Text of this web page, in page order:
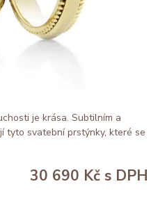
je krása. Subtilním a
tyto svatební prstýnky, které se
30 690 Kč s DPH